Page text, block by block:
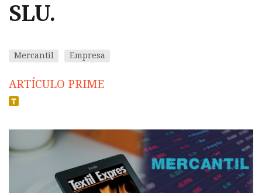
SLU.
Mercantil Empresa
ARTÍCULO PRIME